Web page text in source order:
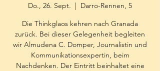
Do., 26. Sept.
  |
Darro-Rennen, 5
Die Thinkglaos kehren nach Granada
zurück. Bei dieser Gelegenheit begleiten
wir Almudena C. Domper, Journalistin und
Kommunikationsexpertin, beim
Nachdenken. Der Eintritt beinhaltet eine